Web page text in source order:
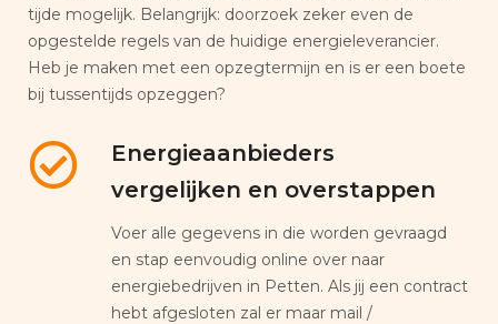
tijde mogelijk. Belangrijk: doorzoek zeker even de
opgestelde regels van de huidige energieleverancier.
Heb je maken met een opzegtermijn en is er een boete
bij tussentijds opzeggen?
Energieaanbieders
vergelijken en overstappen
Voer alle gegevens in die worden gevraagd
en stap eenvoudig online over naar
energiebedrijven in Petten. Als jij een contract
hebt afgesloten zal er maar mail /